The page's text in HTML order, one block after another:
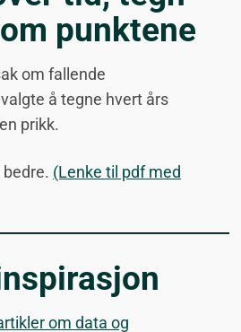
punktene
om fallende
å tegne hvert års
prikk.
(Lenke til pdf med
om data og